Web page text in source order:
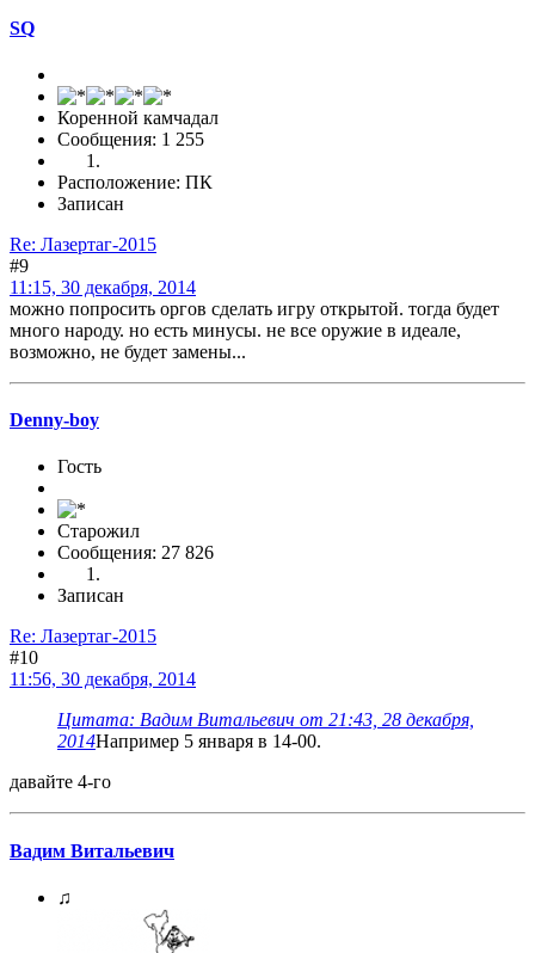
SQ
Коренной камчадал
Сообщения: 1 255
Расположение: ПК
Записан
Re: Лазертаг-2015
#9
11:15, 30 декабря, 2014
можно попросить оргов сделать игру открытой. тогда будет
много народу. но есть минусы. не все оружие в идеале,
возможно, не будет замены...
Denny-boy
Гость
Старожил
Сообщения: 27 826
Записан
Re: Лазертаг-2015
#10
11:56, 30 декабря, 2014
Цитата: Вадим Витальевич от 21:43, 28 декабря,
2014Например 5 января в 14-00.
давайте 4-го
Вадим Витальевич
♫